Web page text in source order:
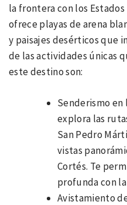
la frontera con los
ofrece playas de arena
y paisajes desérticos que
de las actividades únicas
este destino son:
Senderismo en
explora las
San Pedro
vistas
Cortés. Te
profunda con
Avistamiento